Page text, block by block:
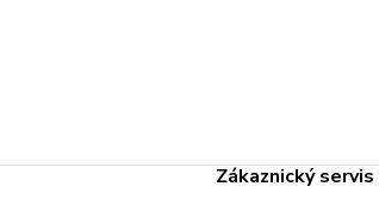
Zákaznický servis